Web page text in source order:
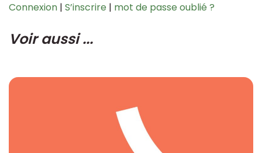
Connexion | S’inscrire | mot de passe oublié ?
Voir aussi ...